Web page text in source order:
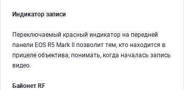
Индикатор записи
Переключаемый красный индикатор на передней
панели EOS R5 Mark II позволит тем, кто находится в
прицеле объектива, понимать, когда началась запись
видео.
Байонет RF